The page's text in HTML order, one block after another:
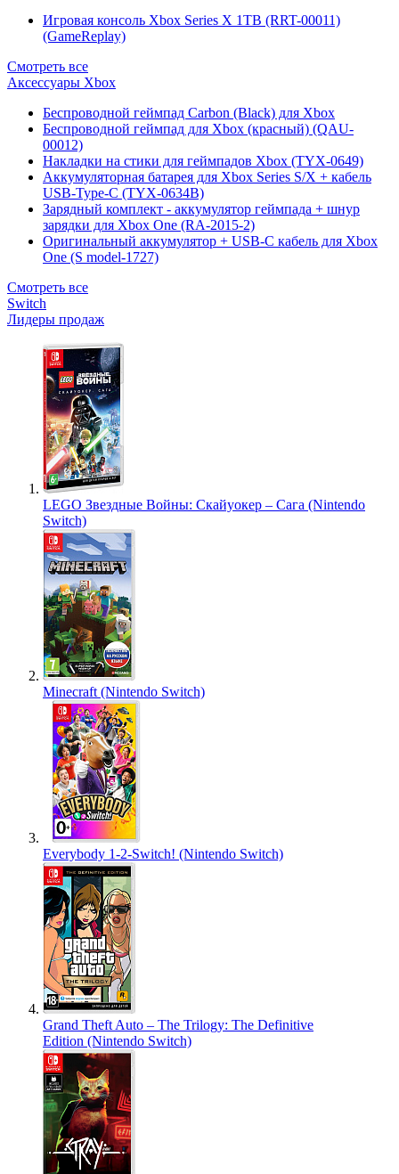
Игровая консоль Xbox Series X 1TB (RRT-00011)
(GameReplay)
Смотреть все
Аксессуары Xbox
Беспроводной геймпад Carbon (Black) для Xbox
Беспроводной геймпад для Xbox (красный) (QAU-
00012)
Накладки на стики для геймпадов Xbox (TYX-0649)
Аккумуляторная батарея для Xbox Series S/X + кабель
USB-Type-C (TYX-0634B)
Зарядный комплект - аккумулятор геймпада + шнур
зарядки для Xbox One (RA-2015-2)
Оригинальный аккумулятор + USB-C кабель для Xbox
One (S model-1727)
Смотреть все
Switch
Лидеры продаж
LEGO Звездные Войны: Скайуокер – Сага (Nintendo
Switch)
Minecraft (Nintendo Switch)
Everybody 1-2-Switch! (Nintendo Switch)
Grand Theft Auto – The Trilogy: The Definitive
Edition (Nintendo Switch)